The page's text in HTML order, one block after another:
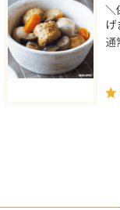
＼
げ